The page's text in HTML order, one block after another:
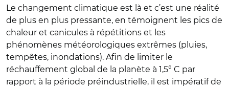
Le changement climatique est là et c’est une réalité
de plus en plus pressante, en témoignent les pics de
chaleur et canicules à répétitions et les
phénomènes météorologiques extrêmes (pluies,
tempêtes, inondations). Afin de limiter le
réchauffement global de la planète à 1,5° C par
rapport à la période préindustrielle, il est impératif de